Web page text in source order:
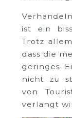
ist ein
Trotz
dass die
geringes
nicht zu
von
verlangt